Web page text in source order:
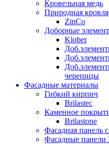
Кровельная медь
Природная кровля
ZinCo
Доборные
Klober
черепицы
Фасадные материалы
Гибкий кирпич
Brilastec
Каменное
Brilastone
Фасадная панель
Фасадные панели